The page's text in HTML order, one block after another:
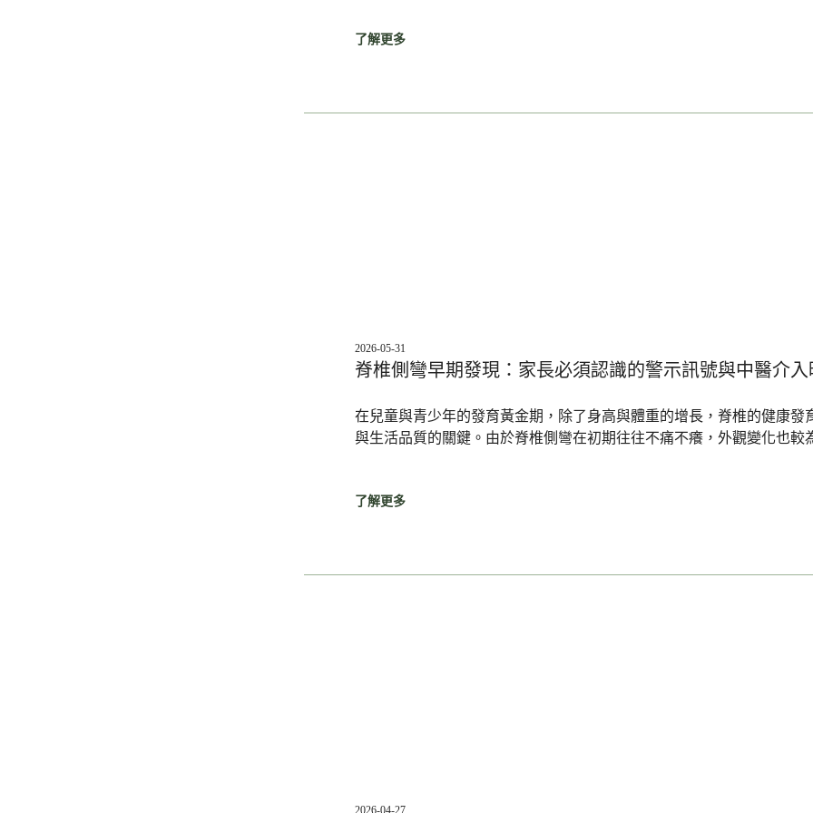
了解更多
2026-05-31
脊椎側彎早期發現：家長必須認識的警示訊號與中醫介入
在兒童與青少年的發育黃金期，除了身高與體重的增長，脊椎的健康
與生活品質的關鍵。由於脊椎側彎在初期往往不痛不癢，外觀變化也
了解更多
2026-04-27